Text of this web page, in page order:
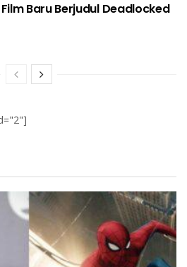
Baru Berjudul Deadlocked